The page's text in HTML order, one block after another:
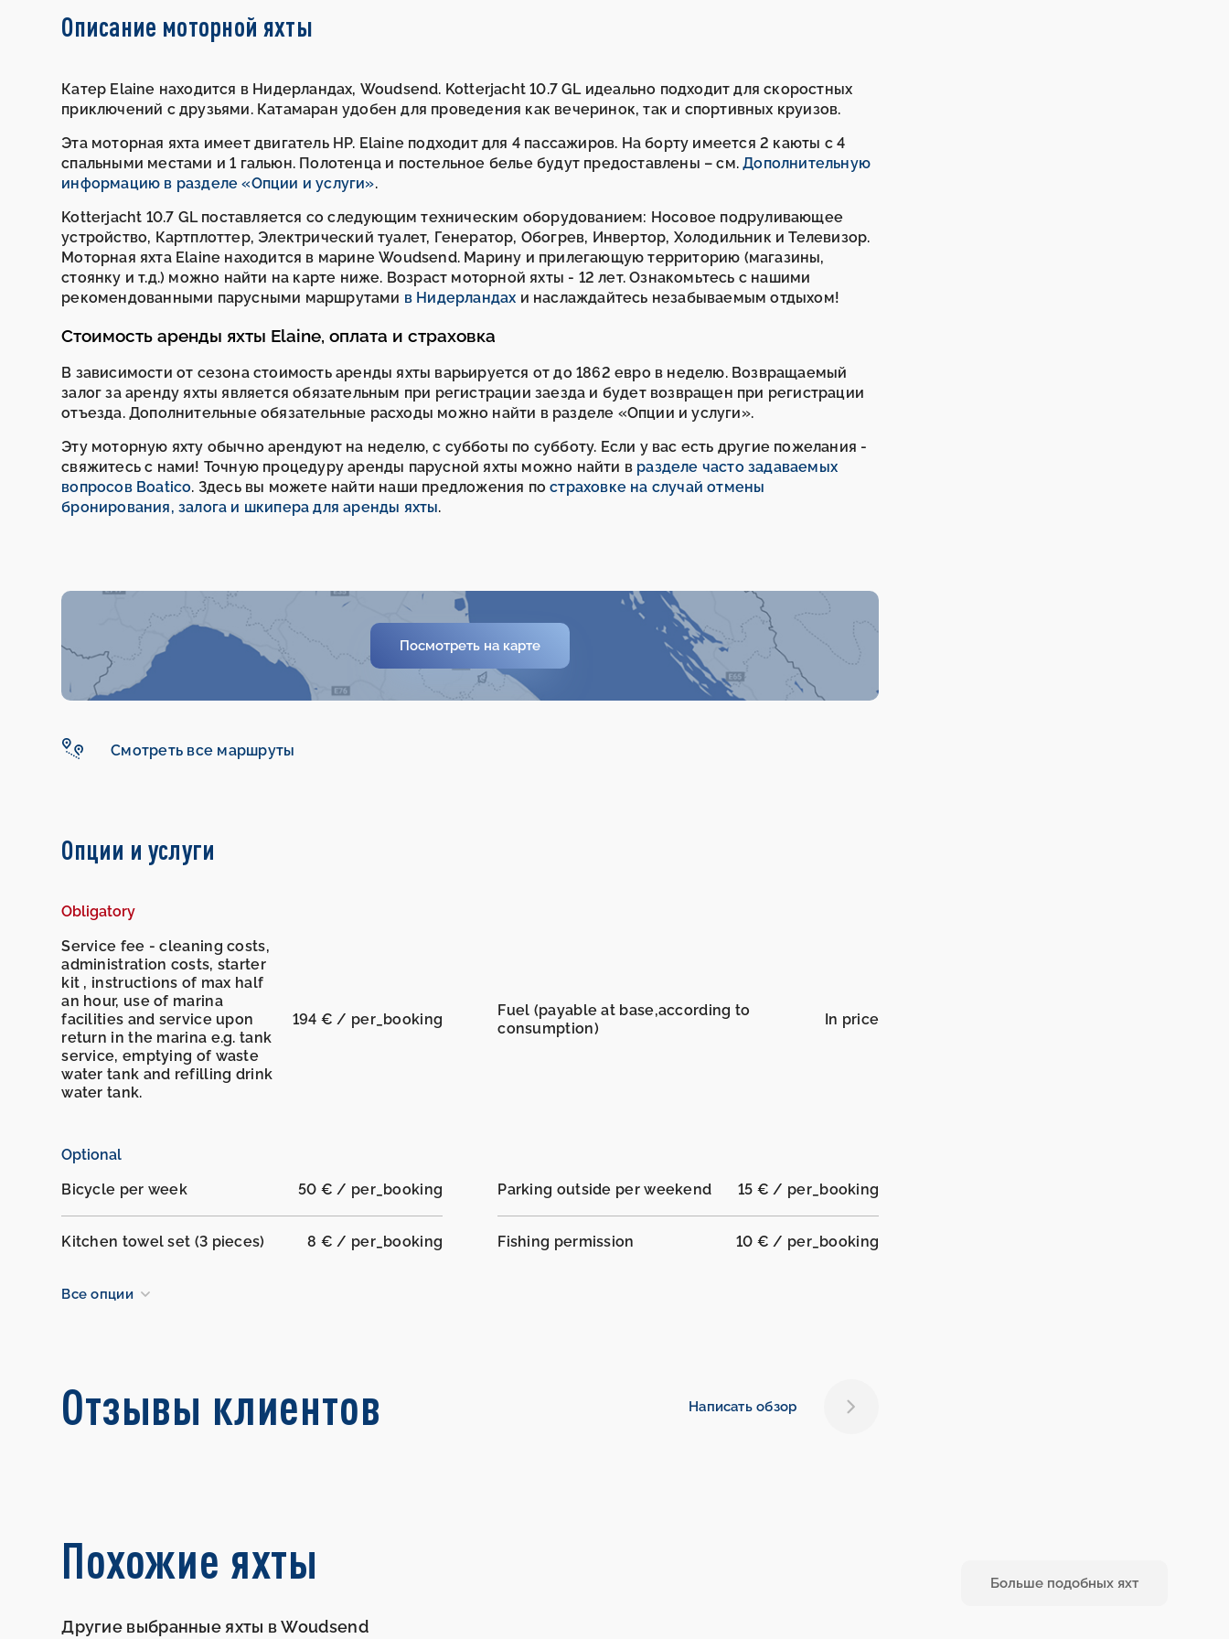
Описание моторной яхты
Катер Elaine находится в Нидерландах, Woudsend. Kotterjacht 10.7 GL идеально подходит для скоростных
приключений с друзьями. Катамаран удобен для проведения как вечеринок, так и спортивных круизов.
Эта моторная яхта имеет двигатель HP. Elaine подходит для 4 пассажиров. На борту имеется 2 каюты с 4
спальными местами и 1 гальюн. Полотенца и постельное белье будут предоставлены – см.Дополнительную
информацию в разделе «Опции и услуги».
Kotterjacht 10.7 GL поставляется со следующим техническим оборудованием: Носовое подруливающее
устройство, Картплоттер, Электрический туалет, Генератор, Обогрев, Инвертор, Холодильник и Телевизор.
Моторная яхта Elaine находится в марине Woudsend. Марину и прилегающую территорию (магазины,
стоянку и т.д.) можно найти на карте ниже. Возраст моторной яхты - 12 лет. Ознакомьтесь с нашими
рекомендованными парусными маршрутами в Нидерландах и наслаждайтесь незабываемым отдыхом!
Стоимость аренды яхты Elaine, оплата и страховка
В зависимости от сезона стоимость аренды яхты варьируется от до 1862 евро в неделю. Возвращаемый
залог за аренду яхты является обязательным при регистрации заезда и будет возвращен при регистрации
отъезда. Дополнительные обязательные расходы можно найти в разделе «Опции и услуги».
Эту моторную яхту обычно арендуют на неделю, с субботы по субботу. Если у вас есть другие пожелания -
свяжитесь с нами! Точную процедуру аренды парусной яхты можно найти в разделе часто задаваемых
вопросов Boatico. Здесь вы можете найти наши предложения постраховке на случай отмены
бронирования, залога и шкипера для аренды яхты.
Посмотреть на карте
Смотреть все маршруты
Опции и услуги
Obligatory
Service fee - cleaning costs,
administration costs, starter
kit , instructions of max half
an hour, use of marina
facilities and service upon
return in the marina e.g. tank
service, emptying of waste
water tank and refilling drink
water tank.
194 € / per_booking
Fuel (payable at base,according to
consumption)
In price
Optional
Bicycle per week
50 € / per_booking Parking outside per weekend 15 € / per_booking
Kitchen towel set (3 pieces) 8 € / per_booking Fishing permission 10 € / per_booking
Все опции
Отзывы клиентов Написать обзор
Похожие яхты
Другие выбранные яхты в Woudsend
Больше подобных яхт